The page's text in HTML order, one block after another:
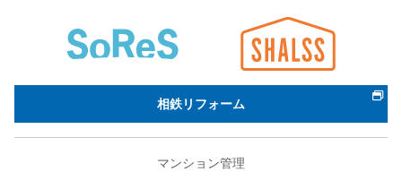
相鉄リフォーム
マンション管理